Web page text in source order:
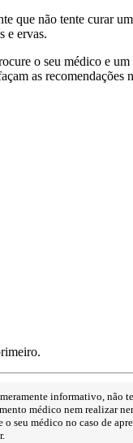
que não tente curar
e ervas.
o seu médico e
as recomendações
informativo, não
médico nem realizar
seu médico no caso de